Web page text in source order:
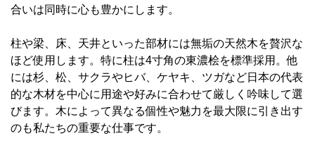
合いは同時に心も豊かにします。
柱や梁、床、天井といった部材には無垢の天然木を贅沢な
ほど使用します。特に柱は4寸角の東濃桧を標準採用。他
には杉、松、サクラやヒバ、ケヤキ、ツガなど日本の代表
的な木材を中心に用途や好みに合わせて厳しく吟味して選
びます。木によって異なる個性や魅力を最大限に引き出す
のも私たちの重要な仕事です。